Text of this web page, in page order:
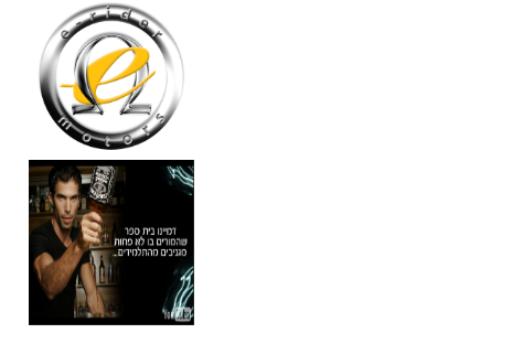
פינצטה לד מאירה
30
₪
מידע נוסף
איסי מיאקי לגבר L'eau D'issey
Pour Homme125ML by I
285
₪
מידע נוסף